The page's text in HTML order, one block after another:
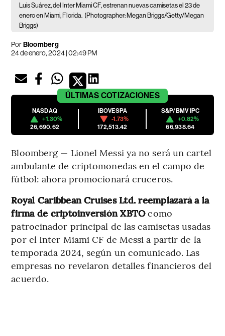
Luis Suárez, del Inter Miami CF, estrenan nuevas camisetas el 23 de
enero en Miami, Florida. (Photographer: Megan Briggs/Getty/Megan
Briggs)
PorBloomberg
24 de enero, 2024 | 02:49 PM
ÚLTIMAS COTIZACIONES
NASDAQ
+1.30%
26,690.62
IBOVESPA
-1.73%
172,513.42
S&P/BMV IPC
+0.82%
66,938.64
Bloomberg — Lionel Messi ya no será un cartel
ambulante de criptomonedas en el campo de
fútbol: ahora promocionará cruceros.
Royal Caribbean Cruises Ltd. reemplazará a la
firma de criptoinversión XBTOcomo
patrocinador principal de las camisetas usadas
por el Inter Miami CF de Messi a partir de la
temporada 2024, según un comunicado. Las
empresas no revelaron detalles financieros del
acuerdo.